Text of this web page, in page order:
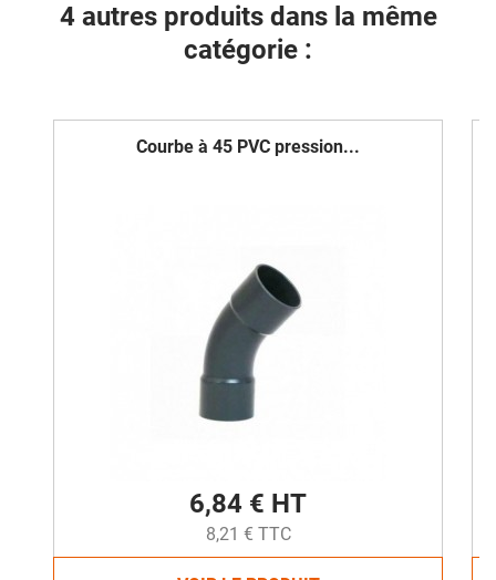
4 autres produits dans la même
catégorie :
Courbe à 45 PVC pression...
6,84 € HT
8,21 € TTC